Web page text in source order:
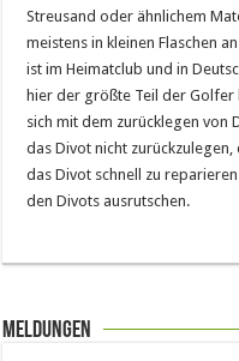
Streusand oder ähnlichem
meistens in kleinen Flaschen
ist im Heimatclub und in
hier der größte Teil der
sich mit dem zurücklegen von
das Divot nicht
das Divot schnell zu
den Divots ausrutschen.
Meldungen